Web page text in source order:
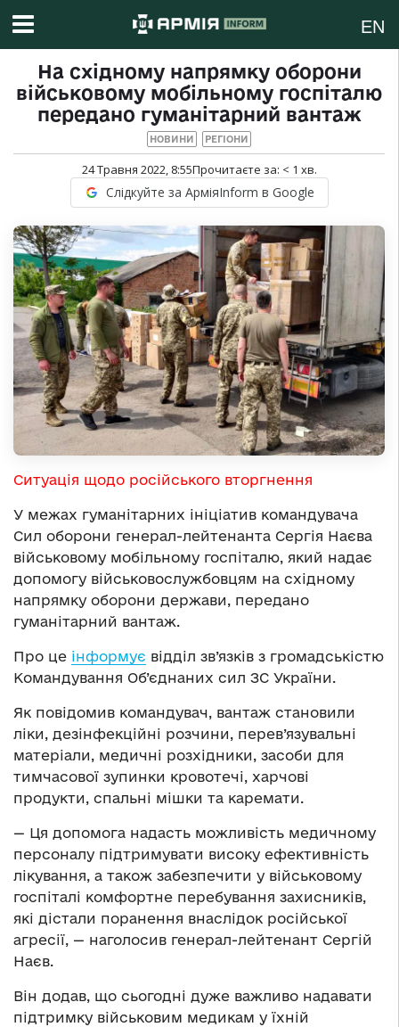
EN
На східному напрямку оборони
військовому мобільному госпіталю
передано гуманітарний вантаж
НОВИНИ РЕГІОНИ
24 Травня 2022, 8:55Прочитаєте за: < 1 хв.
Слідкуйте за АрміяInform в Google
Ситуація щодо російського вторгнення
У межах гуманітарних ініціатив командувача
Сил оборони генерал-лейтенанта Сергія Наєва
військовому мобільному госпіталю, який надає
допомогу військовослужбовцям на східному
напрямку оборони держави, передано
гуманітарний вантаж.
Про це інформує відділ зв’язків з громадськістю
Командування Об’єднаних сил ЗС України.
Як повідомив командувач, вантаж становили
ліки, дезінфекційні розчини, перев’язувальні
матеріали, медичні розхідники, засоби для
тимчасової зупинки кровотечі, харчові
продукти, спальні мішки та каремати.
— Ця допомога надасть можливість медичному
персоналу підтримувати високу ефективність
лікування, а також забезпечити у військовому
госпіталі комфортне перебування захисників,
які дістали поранення внаслідок російської
агресії, — наголосив генерал-лейтенант Сергій
Наєв.
Він додав, що сьогодні дуже важливо надавати
підтримку військовим медикам у їхній